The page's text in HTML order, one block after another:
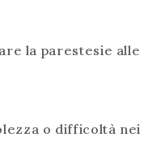
la parestesie alle
o difficoltà nei